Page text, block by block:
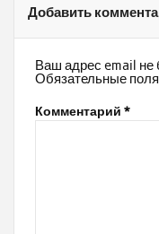
Добавить
Ваш адрес email не
Обязательные
Комментарий *